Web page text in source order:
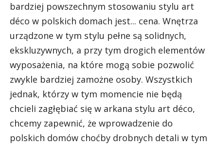
bardziej powszechnym stosowaniu stylu art
déco w polskich domach jest... cena. Wnętrza
urządzone w tym stylu pełne są solidnych,
ekskluzywnych, a przy tym drogich elementów
wyposażenia, na które mogą sobie pozwolić
zwykle bardziej zamożne osoby. Wszystkich
jednak, którzy w tym momencie nie będą
chcieli zagłębiać się w arkana stylu art déco,
chcemy zapewnić, że wprowadzenie do
polskich domów choćby drobnych detali w tym